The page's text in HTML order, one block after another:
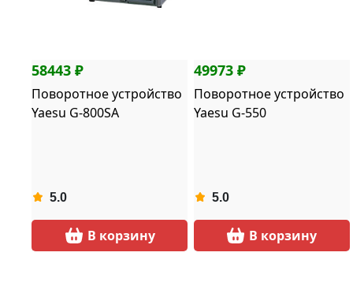
58443 ₽
Поворотное устройство
Yaesu G-800SA
5.0
В корзину
49973 ₽
Поворотное устройство
Yaesu G-550
5.0
В корзину